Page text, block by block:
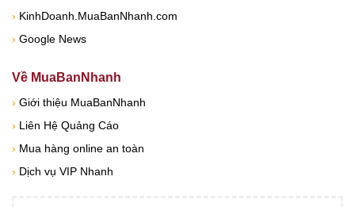
› KinhDoanh.MuaBanNhanh.com
› Google News
Về MuaBanNhanh
› Giới thiệu MuaBanNhanh
› Liên Hệ Quảng Cáo
› Mua hàng online an toàn
› Dịch vụ VIP Nhanh